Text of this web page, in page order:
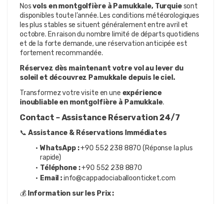
Nos vols en montgolfière à Pamukkale, Turquie sont
disponibles toute l’année. Les conditions météorologiques
les plus stables se situent généralement entre avril et
octobre. En raison du nombre limité de départs quotidiens
et de la forte demande, une réservation anticipée est
fortement recommandée.
Réservez dès maintenant votre vol au lever du
soleil et découvrez Pamukkale depuis le ciel.
Transformez votre visite en une expérience
inoubliable en montgolfière à Pamukkale.
Contact – Assistance Réservation 24/7
📞 Assistance & Réservations Immédiates
WhatsApp : +90 552 238 8870 (Réponse la plus
rapide)
Téléphone : +90 552 238 8870
Email : info@cappadociaballoonticket.com
💰 Information sur les Prix :